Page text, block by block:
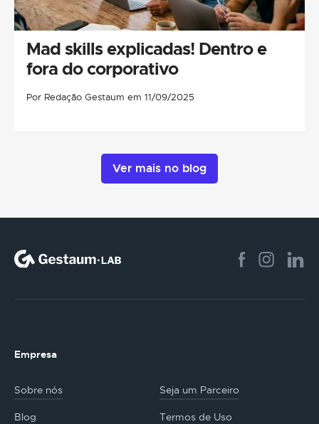
Mad skills explicadas! Dentro e
fora do corporativo
Por Redação Gestaum em 11/09/2025
Ver mais no blog
Empresa
Sobre nós Seja um Parceiro
Blog Termos de Uso